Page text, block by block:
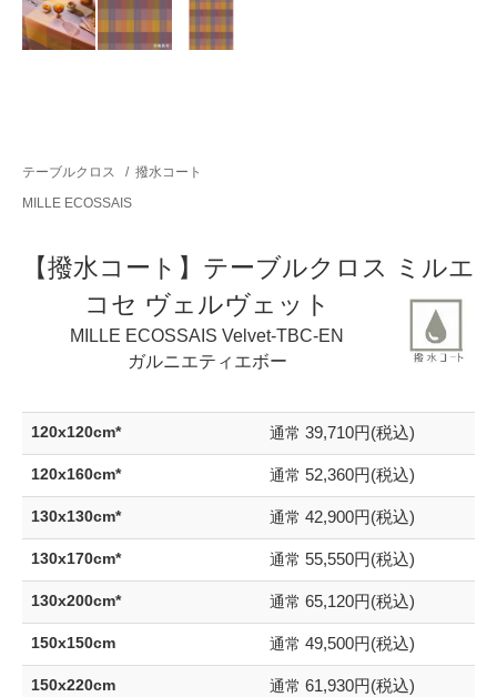
テーブルクロス / 撥水コート
MILLE ECOSSAIS
【撥水コート】テーブルクロス ミルエ
コセ ヴェルヴェット
MILLE ECOSSAIS Velvet-TBC-EN
ガルニエティエボー
120x120cm* 通常 39,710円(税込)
120x160cm* 通常 52,360円(税込)
130x130cm* 通常 42,900円(税込)
130x170cm* 通常 55,550円(税込)
130x200cm* 通常 65,120円(税込)
150x150cm 通常 49,500円(税込)
150x220cm 通常 61,930円(税込)